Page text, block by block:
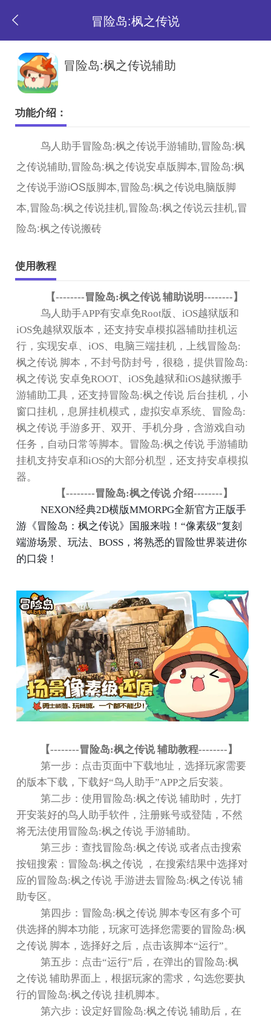
冒险岛:枫之传说
返
页
冒险岛:枫之传说辅助
功能介绍：
鸟人助手冒险岛:枫之传说手游辅助,冒险岛:枫
之传说辅助,冒险岛:枫之传说安卓版脚本,冒险岛:枫
之传说手游iOS版脚本,冒险岛:枫之传说电脑版脚
本,冒险岛:枫之传说挂机,冒险岛:枫之传说云挂机,冒
险岛:枫之传说搬砖
使用教程
【--------冒险岛:枫之传说 辅助说明--------】
鸟人助手APP有安卓免Root版、iOS越狱版和
iOS免越狱双版本，还支持安卓模拟器辅助挂机运
行，实现安卓、iOS 、电脑三端挂机，上线冒险岛:
枫之传说 脚本，不封号防封号，很稳，提供冒险岛:
枫之传说 安卓免ROOT 、iOS免越狱和iOS越狱搬手
游辅助工具，还支持冒险岛:枫之传说 后台挂机，小
窗口挂机，息屏挂机模式，虚拟安卓系统、冒险岛:
枫之传说 手游多开、双开、手机分身，含游戏自动
任务，自动日常等脚本。冒险岛:枫之传说 手游辅助
挂机支持安卓和iOS的大部分机型，还支持安卓模拟
器。
【--------冒险岛:枫之传说 介绍--------】
NEXON经典2D横版MMORPG全新官方正版手
游《冒险岛：枫之传说》国服来啦！“像素级”复刻
端游场景、玩法、BOSS ，将熟悉的冒险世界装进你
的口袋！
【--------冒险岛:枫之传说 辅助教程--------】
第一步：点击页面中下载地址，选择玩家需要
的版本下载，下载好“鸟人助手”APP之后安装。
第二步：使用冒险岛:枫之传说 辅助时，先打
开安装好的鸟人助手软件，注册账号或登陆，不然
将无法使用冒险岛:枫之传说 手游辅助。
第三步：查找冒险岛:枫之传说 或者点击搜索
按钮搜索：冒险岛:枫之传说 ，在搜索结果中选择对
应的冒险岛:枫之传说 手游进去冒险岛:枫之传说 辅
助专区。
第四步：冒险岛:枫之传说 脚本专区有多个可
供选择的脚本功能，玩家可选择您需要的冒险岛:枫
之传说 脚本，选择好之后，点击该脚本“运行”。
第五步：点击“运行”后，在弹出的冒险岛:枫
之传说 辅助界面上，根据玩家的需求，勾选您要执
行的冒险岛:枫之传说 挂机脚本。
第六步：设定好冒险岛:枫之传说 辅助后，在